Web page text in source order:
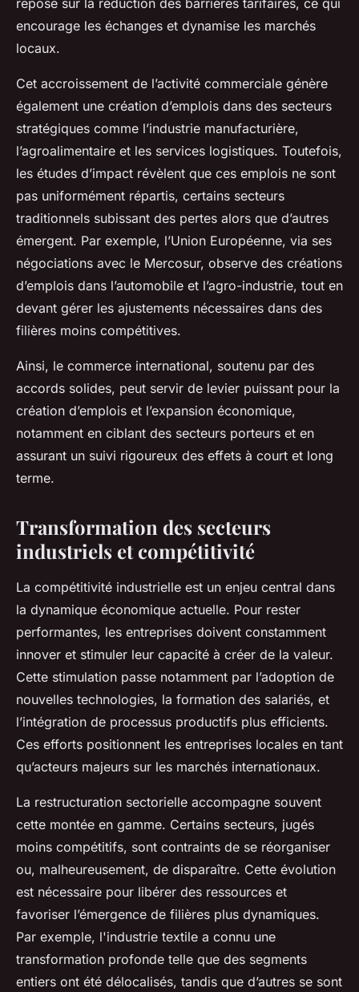
repose sur la réduction des barrières tarifaires, ce qui
encourage les échanges et dynamise les marchés
locaux.
Cet accroissement de l’activité commerciale génère
également une création d’emplois dans des secteurs
stratégiques comme l’industrie manufacturière,
l’agroalimentaire et les services logistiques. Toutefois,
les études d’impact révèlent que ces emplois ne sont
pas uniformément répartis, certains secteurs
traditionnels subissant des pertes alors que d’autres
émergent. Par exemple, l’Union Européenne, via ses
négociations avec le Mercosur, observe des créations
d’emplois dans l’automobile et l’agro-industrie, tout en
devant gérer les ajustements nécessaires dans des
filières moins compétitives.
Ainsi, le commerce international, soutenu par des
accords solides, peut servir de levier puissant pour la
création d’emplois et l’expansion économique,
notamment en ciblant des secteurs porteurs et en
assurant un suivi rigoureux des effets à court et long
terme.
Transformation des secteurs
industriels et compétitivité
La compétitivité industrielle est un enjeu central dans
la dynamique économique actuelle. Pour rester
performantes, les entreprises doivent constamment
innover et stimuler leur capacité à créer de la valeur.
Cette stimulation passe notamment par l’adoption de
nouvelles technologies, la formation des salariés, et
l’intégration de processus productifs plus efficients.
Ces efforts positionnent les entreprises locales en tant
qu’acteurs majeurs sur les marchés internationaux.
La restructuration sectorielle accompagne souvent
cette montée en gamme. Certains secteurs, jugés
moins compétitifs, sont contraints de se réorganiser
ou, malheureusement, de disparaître. Cette évolution
est nécessaire pour libérer des ressources et
favoriser l’émergence de filières plus dynamiques.
Par exemple, l'industrie textile a connu une
transformation profonde telle que des segments
entiers ont été délocalisés, tandis que d’autres se sont